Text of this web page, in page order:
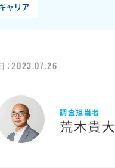
ャリア
：2023.07.26
調査担当者
荒木貴大